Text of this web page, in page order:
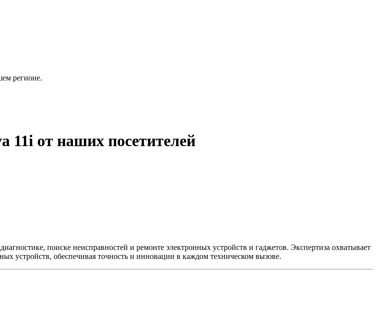
регионе.
11i от наших посетителей
поиске неисправностей и ремонте электронных устройств и гаджетов. Экспертиза охватывает
устройств, обеспечивая точность и инновации в каждом техническом вызове.